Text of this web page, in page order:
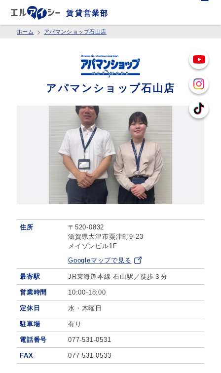
賃貸営業部
ホーム アパマンショップ石山店
アパマンショップ石山店
住所
〒520-0832
滋賀県大津市粟津町9-23
メイゾンビル1F
Googleマップで見る
最寄駅 JR東海道本線 石山駅／徒歩３分
営業時間 10:00-18:00
定休日 水・木曜日
駐車場 有り
電話番号 077-531-0531
FAX 077-531-0533